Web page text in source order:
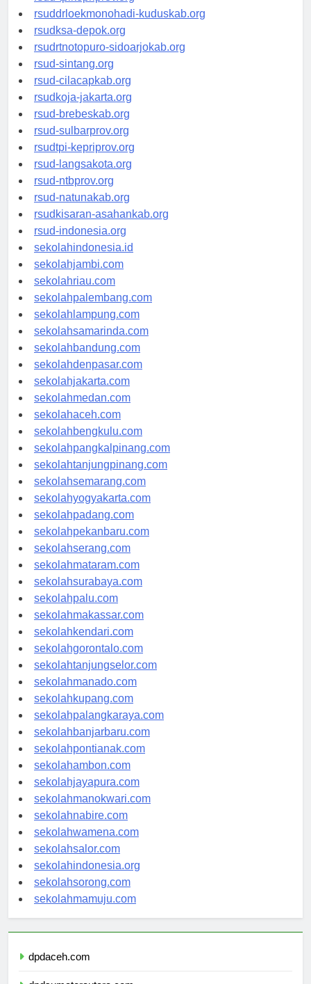
rsud-tpikepriprov.org
rsuddrloekmonohadi-kuduskab.org
rsudksa-depok.org
rsudrtnotopuro-sidoarjokab.org
rsud-sintang.org
rsud-cilacapkab.org
rsudkoja-jakarta.org
rsud-brebeskab.org
rsud-sulbarprov.org
rsudtpi-kepriprov.org
rsud-langsakota.org
rsud-ntbprov.org
rsud-natunakab.org
rsudkisaran-asahankab.org
rsud-indonesia.org
sekolahindonesia.id
sekolahjambi.com
sekolahriau.com
sekolahpalembang.com
sekolahlampung.com
sekolahsamarinda.com
sekolahbandung.com
sekolahdenpasar.com
sekolahjakarta.com
sekolahmedan.com
sekolahaceh.com
sekolahbengkulu.com
sekolahpangkalpinang.com
sekolahtanjungpinang.com
sekolahsemarang.com
sekolahyogyakarta.com
sekolahpadang.com
sekolahpekanbaru.com
sekolahserang.com
sekolahmataram.com
sekolahsurabaya.com
sekolahpalu.com
sekolahmakassar.com
sekolahkendari.com
sekolahgorontalo.com
sekolahtanjungselor.com
sekolahmanado.com
sekolahkupang.com
sekolahpalangkaraya.com
sekolahbanjarbaru.com
sekolahpontianak.com
sekolahambon.com
sekolahjayapura.com
sekolahmanokwari.com
sekolahnabire.com
sekolahwamena.com
sekolahsalor.com
sekolahindonesia.org
sekolahsorong.com